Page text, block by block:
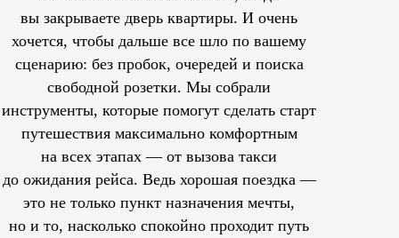
вы закрываете дверь квартиры. И очень
хочется, чтобы дальше все шло по вашему
сценарию: без пробок, очередей и поиска
свободной розетки. Мы собрали
инструменты, которые помогут сделать старт
путешествия максимально комфортным
на всех этапах — от вызова такси
до ожидания рейса. Ведь хорошая поездка —
это не только пункт назначения мечты,
но и то, насколько спокойно проходит путь